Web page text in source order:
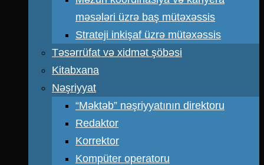
məsələri üzrə baş mütəxəssis
Strateji inkişaf üzrə mütəxəssis
Təsərrüfat və xidmət şöbəsi
Kitabxana
Nəşriyyat
“Məktəb” nəşriyyatının direktoru
Redaktor
Korrektor
Kompüter operatoru